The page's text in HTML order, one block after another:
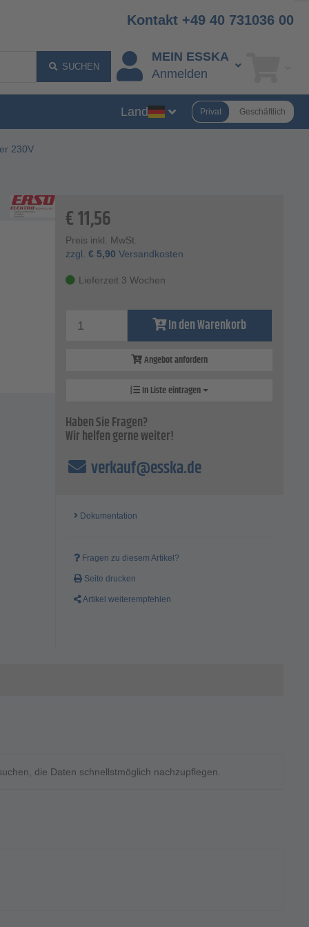
Kontakt +49 40 731036 00
SUCHEN
MEIN ESSKA
Anmelden
Land Privat Geschäftlich
230V
€11,56
Preis inkl. MwSt.
zzgl.€ 5,90 Versandkosten
Lieferzeit 3 Wochen
In den Warenkorb
Angebot anfordern
In Liste eintragen
Haben Sie Fragen?
Wir helfen gerne weiter!
verkauf@esska.de
Dokumentation
Fragen zu diesem Artikel?
Seite drucken
Artikel weiterempfehlen
die Daten schnellstmöglich nachzupflegen.